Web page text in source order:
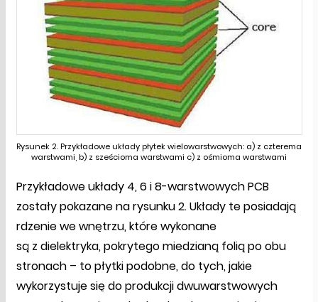
Rysunek 2. Przykładowe układy płytek wielowarstwowych: a) z czterema
warstwami, b) z sześcioma warstwami c) z ośmioma warstwami
Przykładowe układy 4, 6 i 8-warstwowych PCB
zostały pokazane na rysunku 2. Układy te posiadają
rdzenie we wnętrzu, które wykonane
są z dielektryka, pokrytego miedzianą folią po obu
stronach – to płytki podobne, do tych, jakie
wykorzystuje się do produkcji dwuwarstwowych